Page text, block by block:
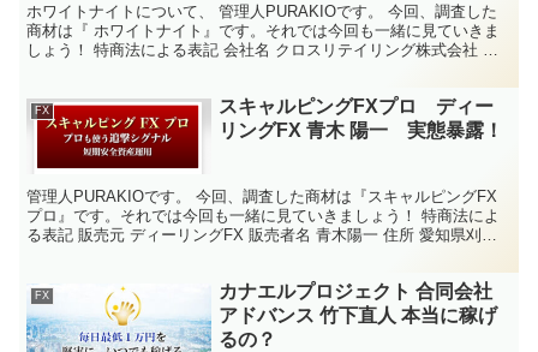
ホワイトナイトについて、 管理人PURAKIOです。 今回、調査した
商材は『 ホワイトナイト』です。それでは今回も一緒に見ていきま
しょう！ 特商法による表記 会社名 クロスリテイリング株式会社 所
FX
スキャルピングFXプロ ディー
リングFX 青木 陽一 実態暴露！
管理人PURAKIOです。 今回、調査した商材は『スキャルピングFX
プロ』です。それでは今回も一緒に見ていきましょう！ 特商法によ
る表記 販売元 ディーリングFX 販売者名 青木陽一 住所 愛知県刈谷
FX
カナエルプロジェクト 合同会社
アドバンス 竹下直人 本当に稼げ
るの？